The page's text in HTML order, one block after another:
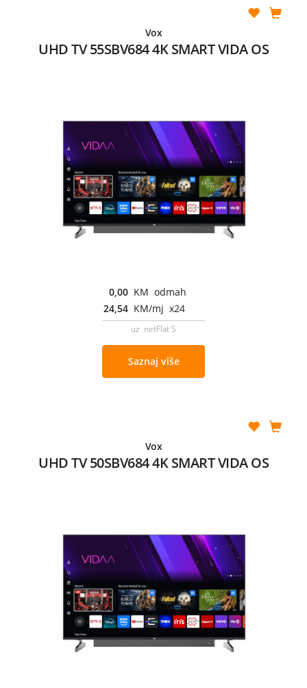
Vox
UHD TV 55SBV684 4K SMART VIDA OS
0,00 KM odmah
24,54 KM/mj x24
uz netFlat S
Saznaj više
Vox
UHD TV 50SBV684 4K SMART VIDA OS